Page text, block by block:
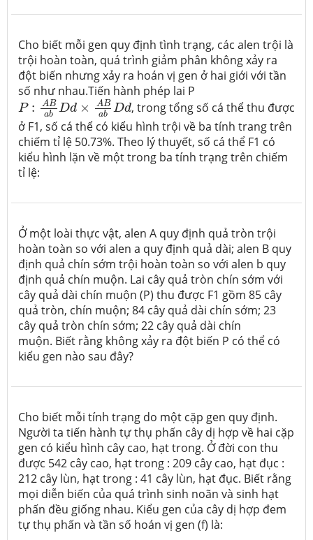
Cho biết mỗi gen quy định tình trạng, các alen trội là
trội hoàn toàn, quá trình giảm phân không xảy ra
đột biến nhưng xảy ra hoán vị gen ở hai giới với tần
số như nhau.Tiến hành phép lai P
P : AB
ab Dd × AB
ab Dd
P:ABabDd×ABabDd
, trong tổng số cá thể thu được
ở F1, số cá thể có kiểu hình trội về ba tính trang trên
chiếm tỉ lệ 50.73%. Theo lý thuyết, số cá thể F1 có
kiểu hình lặn về một trong ba tính trạng trên chiếm
tỉ lệ:
Ở một loài thực vật, alen A quy định quả tròn trội
hoàn toàn so với alen a quy định quả dài; alen B quy
định quả chín sớm trội hoàn toàn so với alen b quy
định quả chín muộn. Lai cây quả tròn chín sớm với
cây quả dài chín muộn (P) thu được F1 gồm 85 cây
quả tròn, chín muộn; 84 cây quả dài chín sớm; 23
cây quả tròn chín sớm; 22 cây quả dài chín
muộn. Biết rằng không xảy ra đột biến P có thể có
kiểu gen nào sau đây?
Cho biết mỗi tính trạng do một cặp gen quy định.
Người ta tiến hành tự thụ phấn cây dị hợp về hai cặp
gen có kiểu hình cây cao, hạt trong. Ở đời con thu
được 542 cây cao, hạt trong : 209 cây cao, hạt đục :
212 cây lùn, hạt trong : 41 cây lùn, hạt đục. Biết rằng
mọi diễn biến của quá trình sinh noãn và sinh hạt
phấn đều giống nhau. Kiểu gen của cây dị hợp đem
tự thụ phấn và tần số hoán vị gen (f) là: